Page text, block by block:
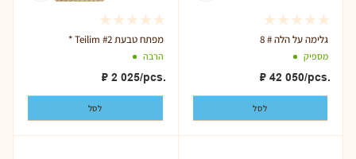
* Teilim מפתח טבעת #2
הרבה
₽ 2 025/pcs.
לסל
גלימה על הלה # 8
מספיק
₽ 42 050/pcs.
לסל